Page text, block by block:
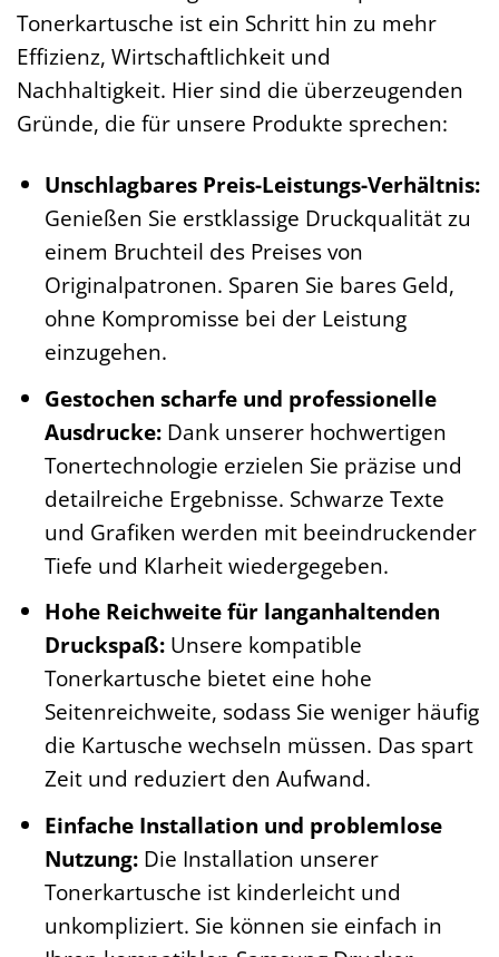
Tonerkartusche ist ein Schritt hin zu mehr
Effizienz, Wirtschaftlichkeit und
Nachhaltigkeit. Hier sind die überzeugenden
Gründe, die für unsere Produkte sprechen:
Unschlagbares Preis-Leistungs-Verhältnis:
Genießen Sie erstklassige Druckqualität zu
einem Bruchteil des Preises von
Originalpatronen. Sparen Sie bares Geld,
ohne Kompromisse bei der Leistung
einzugehen.
Gestochen scharfe und professionelle
Ausdrucke:Dank unserer hochwertigen
Tonertechnologie erzielen Sie präzise und
detailreiche Ergebnisse. Schwarze Texte
und Grafiken werden mit beeindruckender
Tiefe und Klarheit wiedergegeben.
Hohe Reichweite für langanhaltenden
Druckspaß:Unsere kompatible
Tonerkartusche bietet eine hohe
Seitenreichweite, sodass Sie weniger häufig
die Kartusche wechseln müssen. Das spart
Zeit und reduziert den Aufwand.
Einfache Installation und problemlose
Nutzung:Die Installation unserer
Tonerkartusche ist kinderleicht und
unkompliziert. Sie können sie einfach in